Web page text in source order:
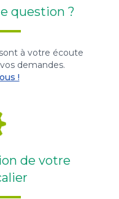
question ?
à votre écoute
demandes.
!
de votre